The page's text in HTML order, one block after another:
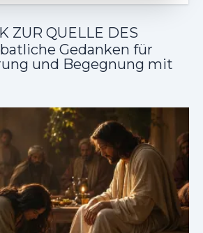
ZUR QUELLE DES
Gedanken für
und Begegnung mit